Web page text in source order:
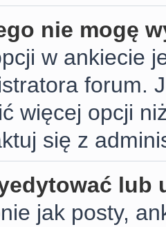
nie mogę
w ankiecie
forum.
więcej opcji
się z
lub
jak posty,